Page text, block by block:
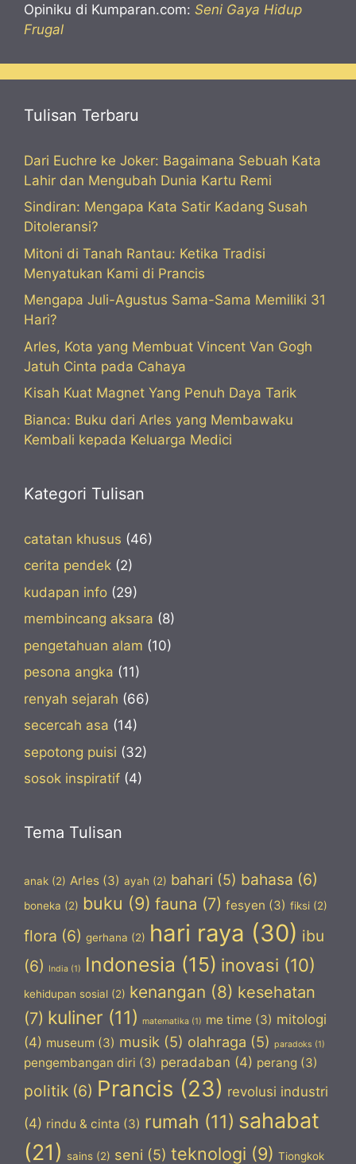
Opiniku di Kumparan.com: Seni Gaya Hidup
Frugal
Tulisan Terbaru
Dari Euchre ke Joker: Bagaimana Sebuah Kata
Lahir dan Mengubah Dunia Kartu Remi
Sindiran: Mengapa Kata Satir Kadang Susah
Ditoleransi?
Mitoni di Tanah Rantau: Ketika Tradisi
Menyatukan Kami di Prancis
Mengapa Juli-Agustus Sama-Sama Memiliki 31
Hari?
Arles, Kota yang Membuat Vincent Van Gogh
Jatuh Cinta pada Cahaya
Kisah Kuat Magnet Yang Penuh Daya Tarik
Bianca: Buku dari Arles yang Membawaku
Kembali kepada Keluarga Medici
Kategori Tulisan
catatan khusus (46)
cerita pendek (2)
kudapan info (29)
membincang aksara (8)
pengetahuan alam (10)
pesona angka (11)
renyah sejarah (66)
secercah asa (14)
sepotong puisi (32)
sosok inspiratif (4)
Tema Tulisan
anak (2) Arles (3) ayah (2) bahari (5) bahasa (6)
boneka (2) buku (9) fauna (7) fesyen (3) fiksi (2)
flora (6) gerhana (2) hari raya (30) ibu
(6)
India (1) Indonesia (15) inovasi (10)
kehidupan sosial (2) kenangan (8) kesehatan
(7) kuliner (11) matematika (1) me time (3) mitologi
(4) museum (3) musik (5) olahraga (5) paradoks (1)
pengembangan diri (3) peradaban (4) perang (3)
politik (6) Prancis (23) revolusi industri
(4) rindu & cinta (3) rumah (11) sahabat
(21) sains (2) seni (5) teknologi (9) Tiongkok